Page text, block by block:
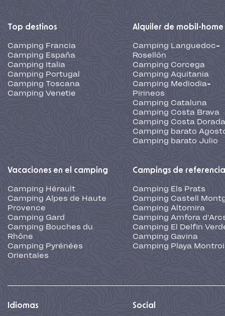
Top destinos
Camping Francia
Camping España
Camping Italia
Camping Portugal
Camping Toscana
Camping Venetie
Alquiler de mobil-home
Camping Languedoc-
Rosellón
Camping Corcega
Camping Aquitania
Camping Mediodia-
Pirineos
Camping Cataluna
Camping Costa Brava
Camping Costa Dorada
Camping barato
Camping barato Julio
Vacaciones en el camping
Camping Hérault
Camping Alpes de Haute
Provence
Camping Gard
Camping Bouches du
Rhône
Camping Pyrénées
Orientales
Campings de referencia
Camping Els Prats
Camping Castell
Camping Altomira
Camping Amfora
Camping El Delfin
Camping Gavina
Camping Playa
Idiomas Social